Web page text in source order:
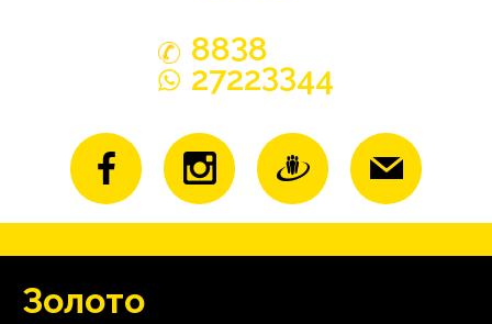
8838
27223344
Зoлoтo